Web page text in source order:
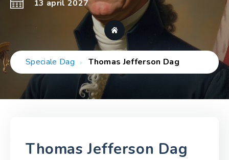
13 april 2027
Speciale Dag Thomas Jefferson Dag
Thomas Jefferson Dag